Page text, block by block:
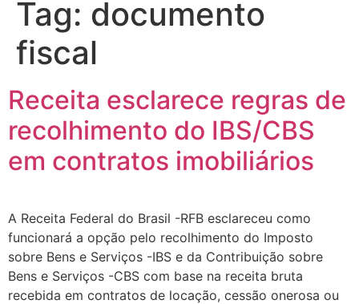
Tag: documento
fiscal
Receita esclarece regras de
recolhimento do IBS/CBS
em contratos imobiliários
A Receita Federal do Brasil -RFB esclareceu como
funcionará a opção pelo recolhimento do Imposto
sobre Bens e Serviços -IBS e da Contribuição sobre
Bens e Serviços -CBS com base na receita bruta
recebida em contratos de locação, cessão onerosa ou